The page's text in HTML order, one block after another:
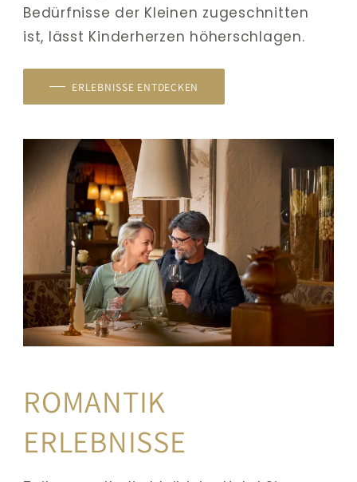
Bedürfnisse der Kleinen zugeschnitten
ist, lässt Kinderherzen höherschlagen.
ERLEBNISSE ENTDECKEN
ROMANTIK
ERLEBNISSE